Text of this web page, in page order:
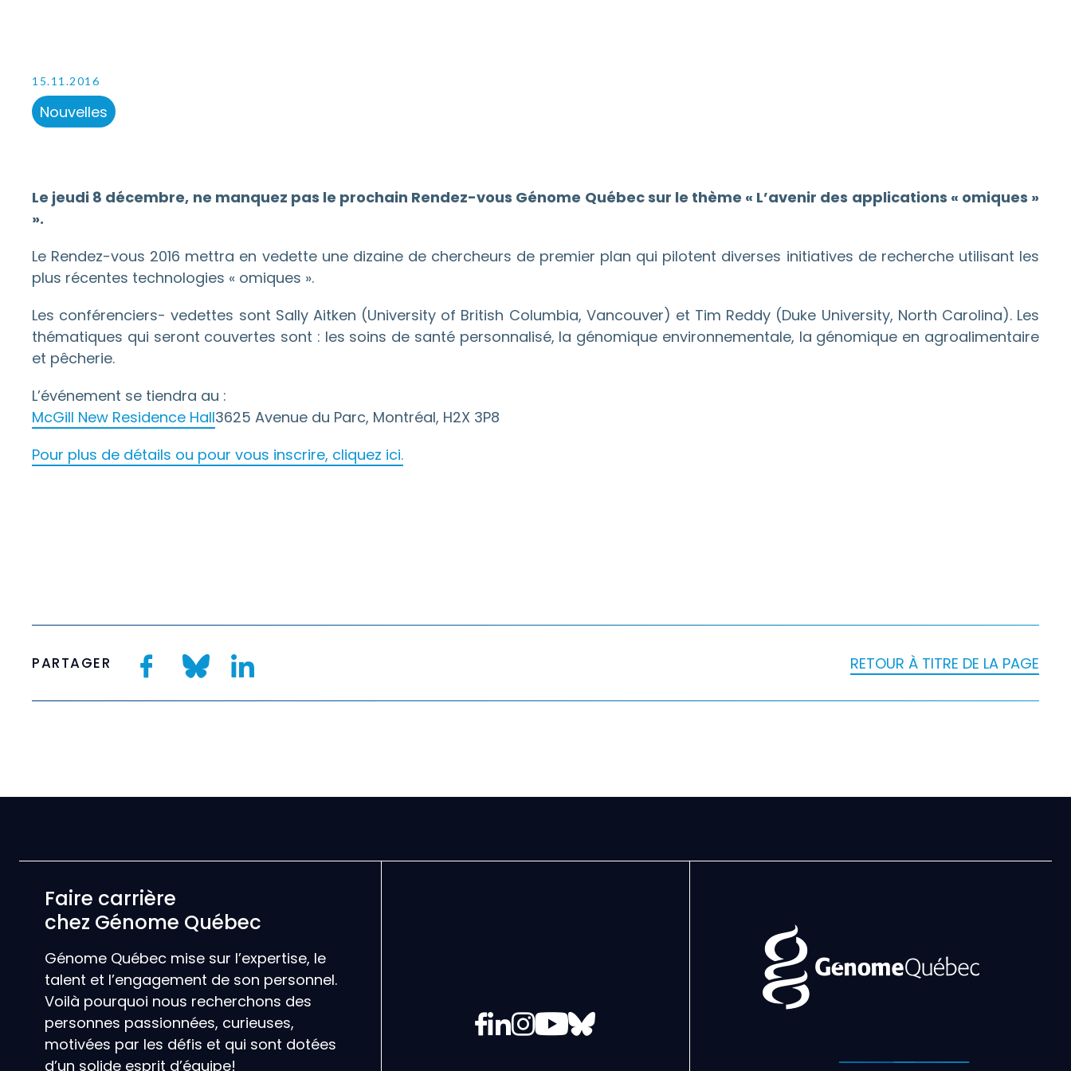
15.11.2016
Nouvelles
Le jeudi 8 décembre, ne manquez pas le prochain Rendez-vous Génome Québec sur le thème « L’avenir des applications « omiques »
».
Le Rendez-vous 2016 mettra en vedette une dizaine de chercheurs de premier plan qui pilotent diverses initiatives de recherche utilisant les
plus récentes technologies « omiques ».
Les conférenciers- vedettes sont Sally Aitken (University of British Columbia, Vancouver) et Tim Reddy (Duke University, North Carolina). Les
thématiques qui seront couvertes sont : les soins de santé personnalisé, la génomique environnementale, la génomique en agroalimentaire
et pêcherie.
L’événement se tiendra au :
McGill New Residence Hall3625 Avenue du Parc, Montréal, H2X 3P8
Pour plus de détails ou pour vous inscrire, cliquez ici.
PARTAGER RETOUR À TITRE DE LA PAGE
Faire carrière
chez Génome Québec
Génome Québec mise sur l’expertise, le
talent et l’engagement de son personnel.
Voilà pourquoi nous recherchons des
personnes passionnées, curieuses,
motivées par les défis et qui sont dotées
d’un solide esprit d’équipe!
Facebook
LinkedIn
Instagram
YouTube
Bluesky